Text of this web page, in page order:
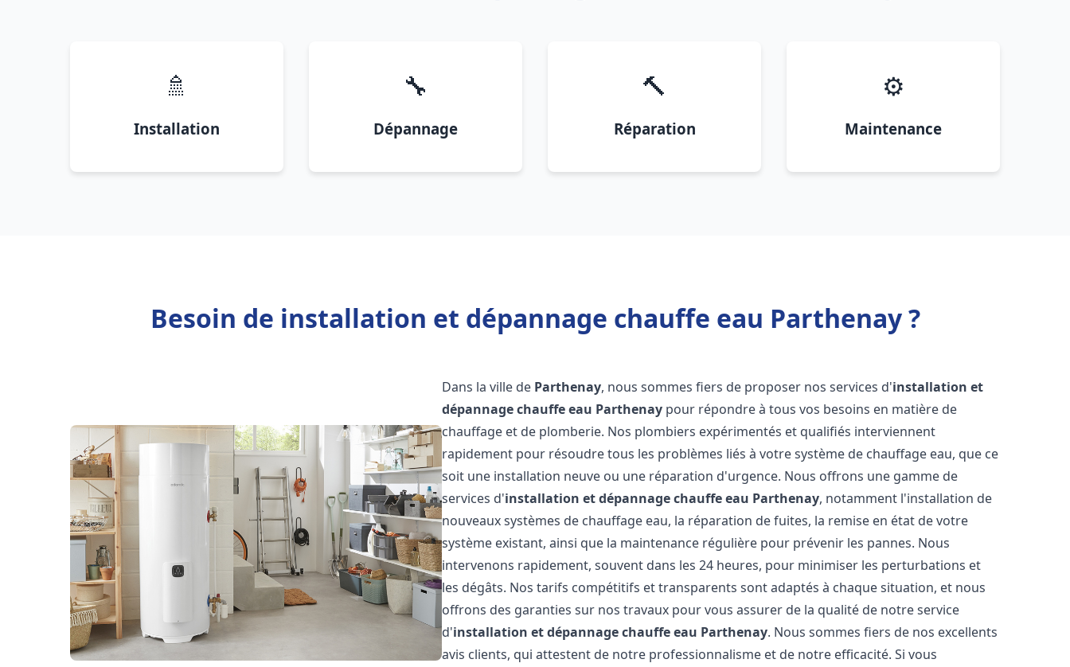
🚿
Installation
🔧
Dépannage
🔨
Réparation
⚙️
Maintenance
Besoin de installation et dépannage chauffe eau Parthenay ?
Dans la ville de Parthenay, nous sommes fiers de proposer nos services d'installation et
dépannage chauffe eau Parthenay pour répondre à tous vos besoins en matière de
chauffage et de plomberie. Nos plombiers expérimentés et qualifiés interviennent
rapidement pour résoudre tous les problèmes liés à votre système de chauffage eau, que ce
soit une installation neuve ou une réparation d'urgence. Nous offrons une gamme de
services d'installation et dépannage chauffe eau Parthenay, notamment l'installation de
nouveaux systèmes de chauffage eau, la réparation de fuites, la remise en état de votre
système existant, ainsi que la maintenance régulière pour prévenir les pannes. Nous
intervenons rapidement, souvent dans les 24 heures, pour minimiser les perturbations et
les dégâts. Nos tarifs compétitifs et transparents sont adaptés à chaque situation, et nous
offrons des garanties sur nos travaux pour vous assurer de la qualité de notre service
d'installation et dépannage chauffe eau Parthenay. Nous sommes fiers de nos excellents
avis clients, qui attestent de notre professionnalisme et de notre efficacité. Si vous